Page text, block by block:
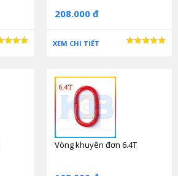
208.000 đ
XEM CHI TIẾT
Vòng khuyên đơn 6.4T